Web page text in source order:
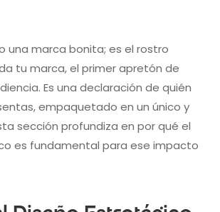
una marca bonita; es el rostro
tu marca, el primer apretón de
Es una declaración de quién
empaquetado en un único y
sección profundiza en por qué el
es fundamental para ese impacto